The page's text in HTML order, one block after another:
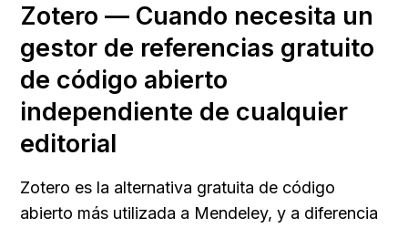
Zotero — Cuando necesita un
gestor de referencias gratuito
de código abierto
independiente de cualquier
editorial
Zotero es la alternativa gratuita de código
abierto más utilizada a Mendeley, y a diferencia